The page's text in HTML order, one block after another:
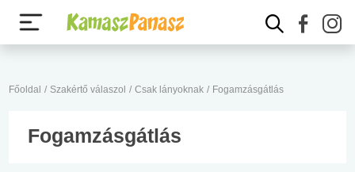
Főoldal / Szakértő válaszol / Csak lányoknak / Fogamzásgátlás
Fogamzásgátlás